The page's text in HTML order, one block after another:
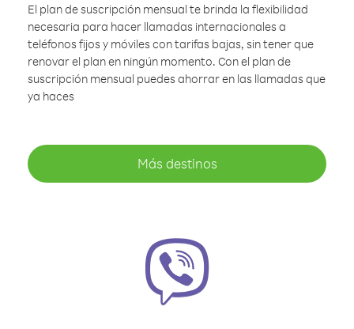
El plan de suscripción mensual te brinda la flexibilidad
necesaria para hacer llamadas internacionales a
teléfonos fijos y móviles con tarifas bajas, sin tener que
renovar el plan en ningún momento. Con el plan de
suscripción mensual puedes ahorrar en las llamadas que
ya haces
Más destinos